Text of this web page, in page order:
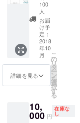
ング限
定）※プ
ルダウ
ンにて
サイズ
を選択
くださ
い ス
カー１
枚
（１
体） サ
ンクス
カード
１枚
（クラ
ウド
ファン
ディン
グ限定
入り）
くらり
100
人
お届
け予
定：
2018
年10
月
詳細を見る
こ
の
リ
タ
ー
ン
を
選
択
す
る
10,
000 円
在庫な
し